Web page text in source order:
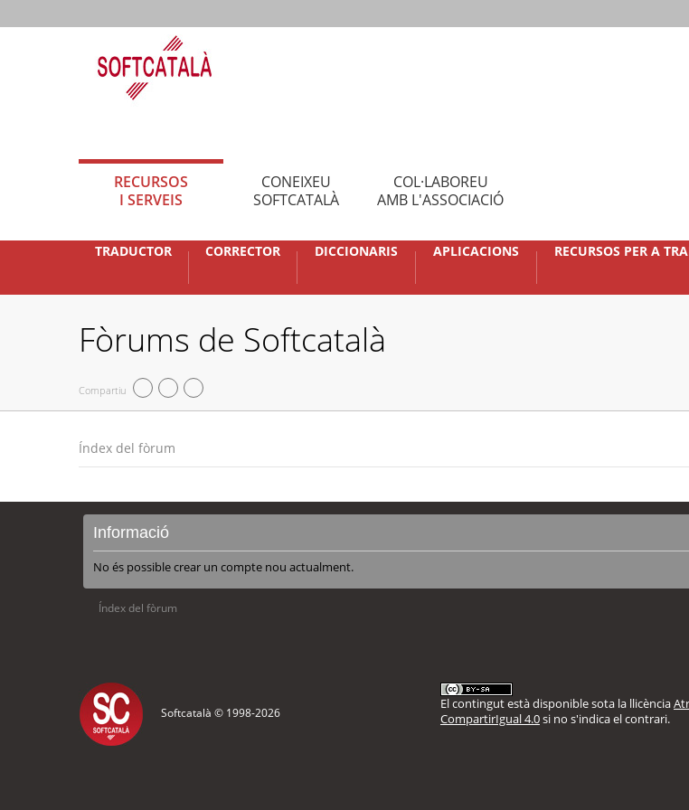
RECURSOS
I SERVEIS
CONEIXEU
SOFTCATALÀ
COL·LABOREU
AMB L'ASSOCIACIÓ
TRADUCTOR CORRECTOR DICCIONARIS APLICACIONS RECURSOS PER A
Fòrums de Softcatalà
Compartiu
Índex del fòrum
Informació
No és possible crear un compte nou actualment.
Índex del fòrum
Softcatalà © 1998-2026
El contingut està disponible sota la llicència
CompartirIgual 4.0si no s'indica el contrari.